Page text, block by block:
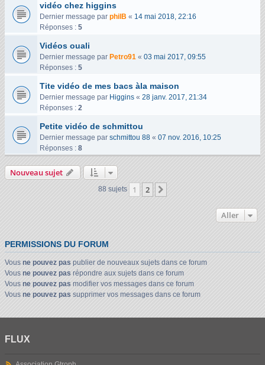
vidéo chez higgins
Dernier message par philB « 14 mai 2018, 22:16
Réponses : 5
Vidéos ouali
Dernier message par Petro91 « 03 mai 2017, 09:55
Réponses : 5
Tite vidéo de mes bacs àla maison
Dernier message par Higgins « 28 janv. 2017, 21:34
Réponses : 2
Petite vidéo de schmittou
Dernier message par schmittou 88 « 07 nov. 2016, 10:25
Réponses : 8
Nouveau sujet
88 sujets 1 2
Aller
PERMISSIONS DU FORUM
Vous ne pouvez pas publier de nouveaux sujets dans ce forum
Vous ne pouvez pas répondre aux sujets dans ce forum
Vous ne pouvez pas modifier vos messages dans ce forum
Vous ne pouvez pas supprimer vos messages dans ce forum
FLUX